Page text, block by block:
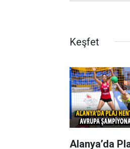
Keşfet
Alanya’da